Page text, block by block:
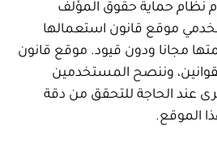
نظام حماية حقوق المؤلف
موقع قانون استعمالها
مجانا ودون قيود. موقع قانون
وننصح المستخدمين
عند الحاجة للتحقق من دقة
الموقع.